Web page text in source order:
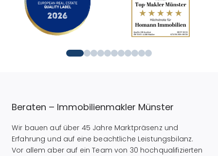
Beraten – Immobilienmakler Münster
Wir bauen auf über 45 Jahre Marktpräsenz und
Erfahrung und auf eine beachtliche Leistungsbilanz.
Vor allem aber auf ein Team von 30 hochqualifizierten